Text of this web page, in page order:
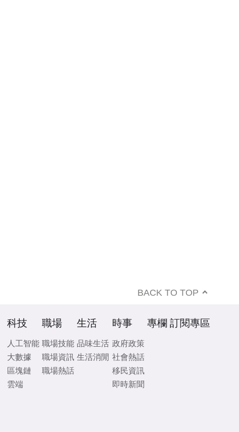
BACK TO TOP
科技
人工智能
大數據
區塊鏈
雲端
職場
職場技能
職場資訊
職場熱話
生活
品味生活
生活消閒
時事
政府政策
社會熱話
移民資訊
即時新聞
專欄 訂閱專區